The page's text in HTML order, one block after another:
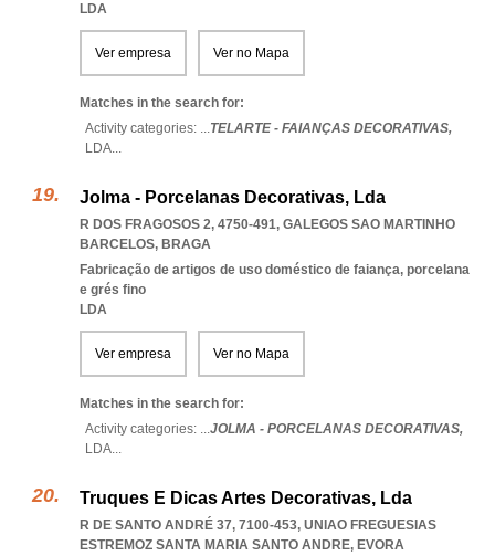
LDA
Ver empresa Ver no Mapa
Matches in the search for:
Activity categories: ...TELARTE - FAIANÇAS DECORATIVAS,
LDA...
Jolma - Porcelanas Decorativas, Lda
R DOS FRAGOSOS 2, 4750-491, GALEGOS SAO MARTINHO
BARCELOS, BRAGA
Fabricação de artigos de uso doméstico de faiança, porcelana
e grés fino
LDA
Ver empresa Ver no Mapa
Matches in the search for:
Activity categories: ...JOLMA - PORCELANAS DECORATIVAS,
LDA...
Truques E Dicas Artes Decorativas, Lda
R DE SANTO ANDRÉ 37, 7100-453, UNIAO FREGUESIAS
ESTREMOZ SANTA MARIA SANTO ANDRE, EVORA